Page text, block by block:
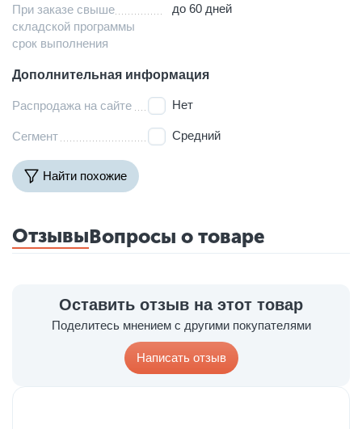
При заказе свыше
складской программы
срок выполнения
до 60 дней
Дополнительная информация
Распродажа на сайте Нет
Сегмент Средний
Найти похожие
ОтзывыВопросы о товаре
Оставить отзыв на этот товар
Поделитесь мнением с другими покупателями
Написать отзыв